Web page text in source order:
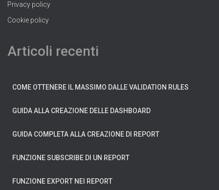
Privacy policy
Cookie policy
Articoli recenti
COME OTTENERE IL MASSIMO DALLE VALIDATION RULES
GUIDA ALLA CREAZIONE DELLE DASHBOARD
GUIDA COMPLETA ALLA CREAZIONE DI REPORT
FUNZIONE SUBSCRIBE DI UN REPORT
FUNZIONE EXPORT NEI REPORT